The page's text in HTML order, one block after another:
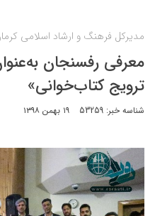
مدیرکل فرهنگ و ارشاد اسلامی
معرفی رفسنجان
ترویج کتاب‌خوانی»
شناسه خبر: 53259 ۱۹ بهمن ۱۳۹۸